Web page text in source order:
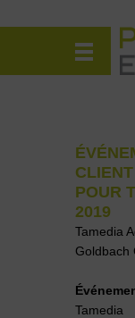
POUR
2019
Tamedia
Goldbach